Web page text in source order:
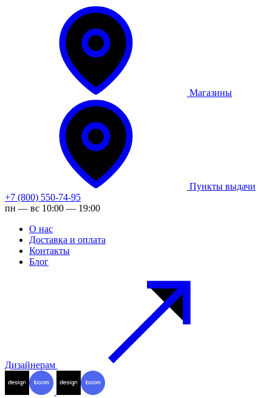
Магазины
Пункты выдачи
+7 (800) 550-74-95
пн — вс 10:00 — 19:00
О нас
Доставка и оплата
Контакты
Блог
Дизайнерам